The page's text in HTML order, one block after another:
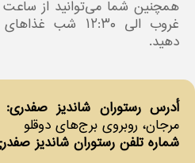
غروب الی ۱۲:۳۰
دهید.
أدرس رستوران شاندیز
مرجان، روبروی برج‌های دوقلو
شماره تلفن رستوران شاندیز